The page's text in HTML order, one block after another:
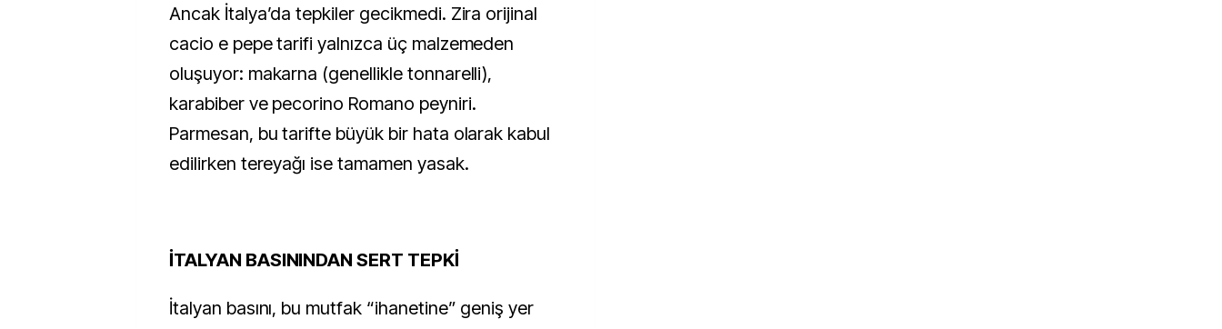
Ancak İtalya’da tepkiler gecikmedi. Zira orijinal
cacio e pepe tarifi yalnızca üç malzemeden
oluşuyor: makarna (genellikle tonnarelli),
karabiber ve pecorino Romano peyniri.
Parmesan, bu tarifte büyük bir hata olarak kabul
edilirken tereyağı ise tamamen yasak.
İTALYAN BASININDAN SERT TEPKİ
İtalyan basını, bu mutfak “ihanetine” geniş yer